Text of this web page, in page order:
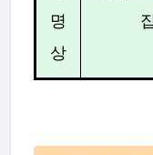
명
상